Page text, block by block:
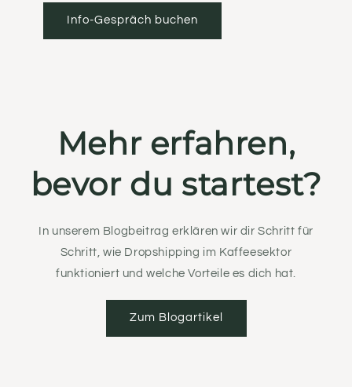
Info-Gespräch buchen
Mehr erfahren,
bevor du startest?
In unserem Blogbeitrag erklären wir dir Schritt für
Schritt, wie Dropshipping im Kaffeesektor
funktioniert und welche Vorteile es dich hat.
Zum Blogartikel